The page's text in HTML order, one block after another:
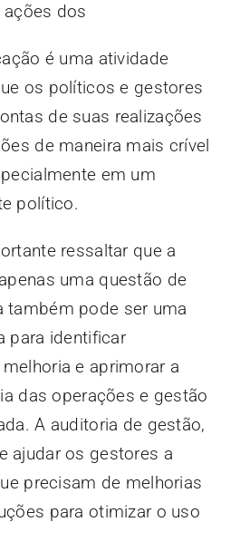
ações dos
é uma atividade
os políticos e gestores
de suas realizações
de maneira mais crível
em um
político.
ressaltar que a
uma questão de
também pode ser uma
para identificar
e aprimorar a
das operações e gestão
A auditoria de gestão,
ajudar os gestores a
precisam de melhorias
para otimizar o uso